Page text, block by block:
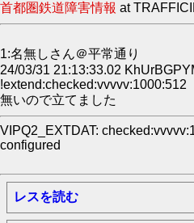
首都圏鉄道障害情報 at
1:名無しさん＠平常通り
24/03/31 21:13:33.02
!extend:checked:vvvvv:1000:512
無いので立てました
VIPQ2_EXTDAT:
configured
レスを読む